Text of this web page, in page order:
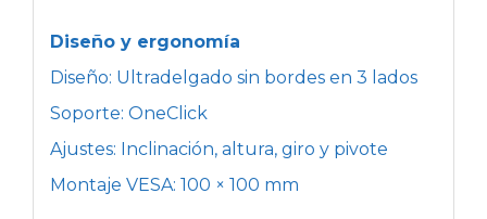
Diseño y ergonomía
Diseño: Ultradelgado sin bordes en 3 lados
Soporte: OneClick
Ajustes: Inclinación, altura, giro y pivote
Montaje VESA: 100 × 100 mm